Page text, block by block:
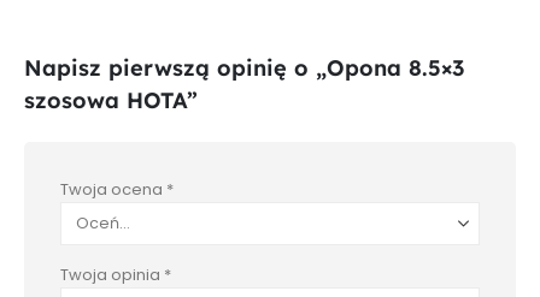
Napisz pierwszą opinię o „Opona 8.5×3
szosowa HOTA”
Twoja ocena *
Twoja opinia *